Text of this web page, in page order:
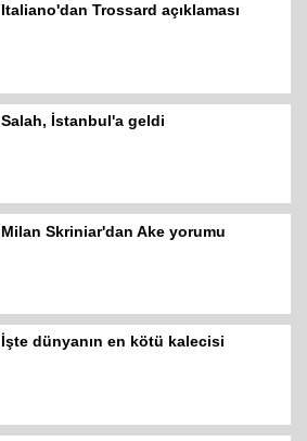
Italiano'dan Trossard açıklaması
Salah, İstanbul'a geldi
Milan Skriniar'dan Ake yorumu
İşte dünyanın en kötü kalecisi